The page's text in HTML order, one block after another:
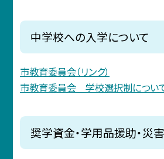
中学校への入学について
市教育委員会（リンク）
市教育委員会 学校選択制について
奨学資金・学用品援助・災